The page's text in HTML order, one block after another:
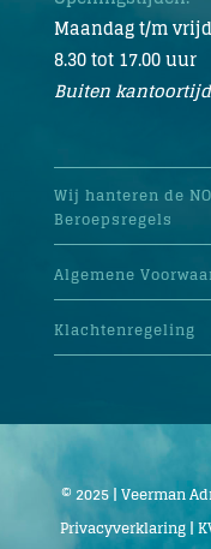
Maandag t/m
8.30 tot 17.00 uur
Buiten
Wij hanteren de
Beroepsregels
Algemene
Klachtenregeling
© 2025 | Veerman
Privacyverklaring|